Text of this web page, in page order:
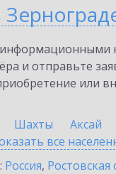
и отправьте
или
Шахты Аксай
все
Россия, Ростовская